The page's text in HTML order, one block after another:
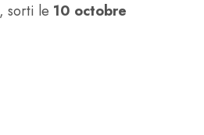
sorti le 10 octobre